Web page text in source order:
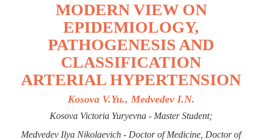
MODERN VIEW ON
EPIDEMIOLOGY,
PATHOGENESIS AND
CLASSIFICATION
ARTERIAL HYPERTENSION
Kosova V.Yu., Medvedev I.N.
Kosova Victoria Yuryevna - Master Student;
Medvedev Ilya Nikolaevich - Doctor of Medicine, Doctor of